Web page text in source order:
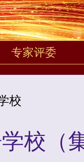
专家评委
校
校（